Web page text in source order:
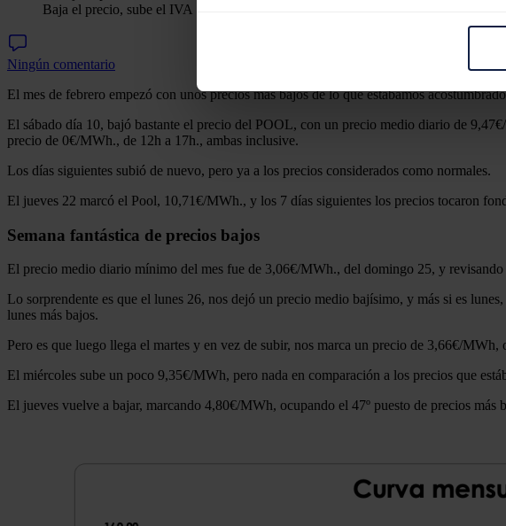
Las cookies de este sitio web se usan para
y analizar el tráfico. Además, compartimos
redes sociales, publicidad y análisis web,
Baja el precio, sube el IVA
Ningún comentario
El mes de febrero empezó con unos precios más bajos de lo que estábamos
El sábado día 10, bajó bastante el precio del POOL, con un precio medio diario de
precio de 0€/MWh., de 12h a 17h., ambas inclusive.
Los días siguientes subió de nuevo, pero ya a los precios considerados como normales.
El jueves 22 marcó el Pool, 10,71€/MWh., y los 7 días siguientes los precios tocaron
Semana fantástica de precios bajos
El precio medio diario mínimo del mes fue de 3,06€/MWh., del domingo 25, y revisando
Lo sorprendente es que el lunes 26, nos dejó un precio medio bajísimo, y más si es
lunes más bajos.
Pero es que luego llega el martes y en vez de subir, nos marca un precio de 3,66€/
El miércoles sube un poco 9,35€/MWh, pero nada en comparación a los precios que
El jueves vuelve a bajar, marcando 4,80€/MWh, ocupando el 47º puesto de precios más